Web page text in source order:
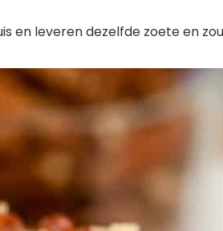
en leveren dezelfde zoete en